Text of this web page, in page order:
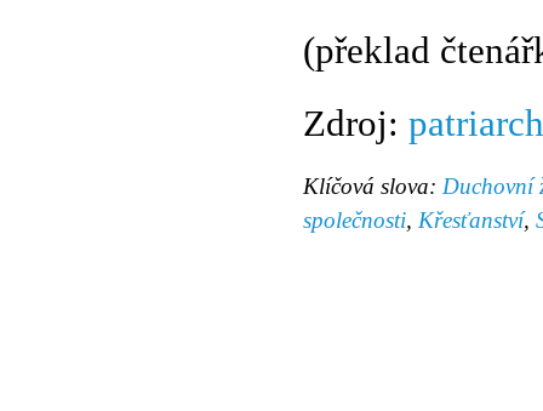
(překlad
Zdroj:
Klíčová slova: Duchovní
společnosti, Křesťanství,